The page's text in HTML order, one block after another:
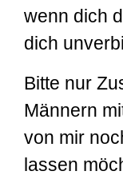
wenn dich
dich
Bitte nur
Männern
von mir
lassen